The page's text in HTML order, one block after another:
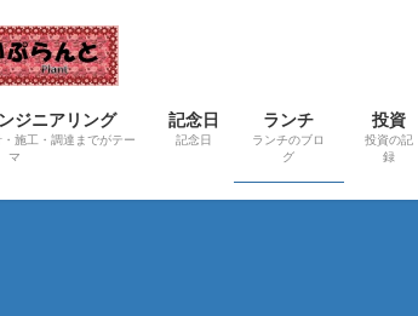
ジニアリング
施工・調達までがテー
マ
記念日
記念日
ランチ
ランチのブロ
グ
投資
投資の記
録